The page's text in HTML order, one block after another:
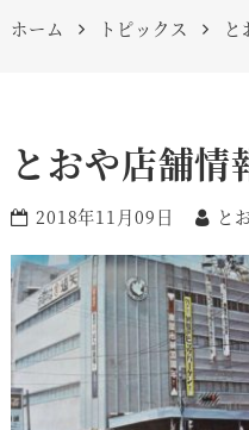
ホーム トピックス と
とおや店舗情
2018年11月09日 と